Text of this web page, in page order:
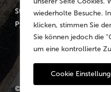
wiederholte Besuche.
klicken, stimmen Sie
Sie können jedoch die
um eine kontrollierte
Cookie
Stammsitz: Faber-Castell-
Pyrbaum
© 2026 MOJO Rental